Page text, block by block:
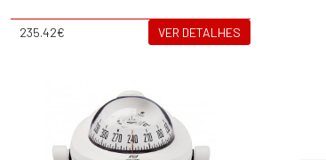
235.42€ VER DETALHES